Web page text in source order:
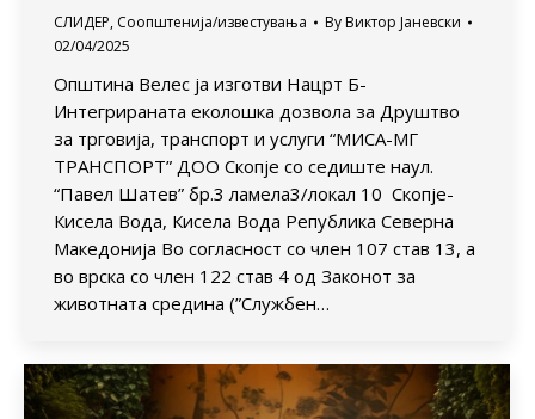
СЛИДЕР, Соопштенија/известувања By Виктор Јаневски
02/04/2025
Општина Велес ја изготви Нацрт Б-
Интегрираната еколошка дозвола за Друштво
за трговија, транспорт и услуги “МИСА-МГ
ТРАНСПОРТ” ДОО Скопје со седиште наул.
“Павел Шатев” бр.3 ламела3/локал 10 Скопје-
Кисела Вода, Кисела Вода Република Северна
Македонија Во согласност со член 107 став 13, а
во врска со член 122 став 4 од Законот за
животната средина (”Службен…